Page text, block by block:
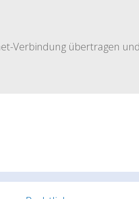
Verbindung übertragen